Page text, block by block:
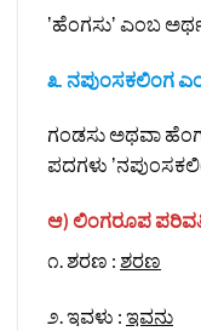
ʼಹೆಂಗಸುʼ ಎಂಬ
೩. ನಪುಂಸಕಲಿಂಗ
ಗಂಡಸು ಅಥವಾ
ಪದಗಳು
ಆ) ಲಿಂಗರೂಪ
೧. ಶರಣ : ಶರಣ
೨. ಇವಳು : ಇವನು